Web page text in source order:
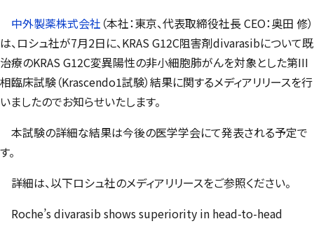
中外製薬株式会社 （本社：東京、代表取締役社長 CEO：奥田 修）
は、ロシュ社が7月2日に、KRAS G12C阻害剤divarasibについて既
治療のKRAS G12C変異陽性の非小細胞肺がんを対象とした第III
相臨床試験（Krascendo1試験）結果に関するメディアリリースを行
いましたのでお知らせいたします。
本試験の詳細な結果は今後の医学学会にて発表される予定で
す。
詳細は、以下ロシュ社のメディアリリースをご参照ください。
Roche’s divarasib shows superiority in head-to-head